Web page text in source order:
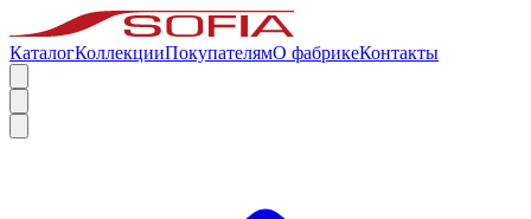
КаталогКоллекцииПокупателямО фабрикеКонтакты